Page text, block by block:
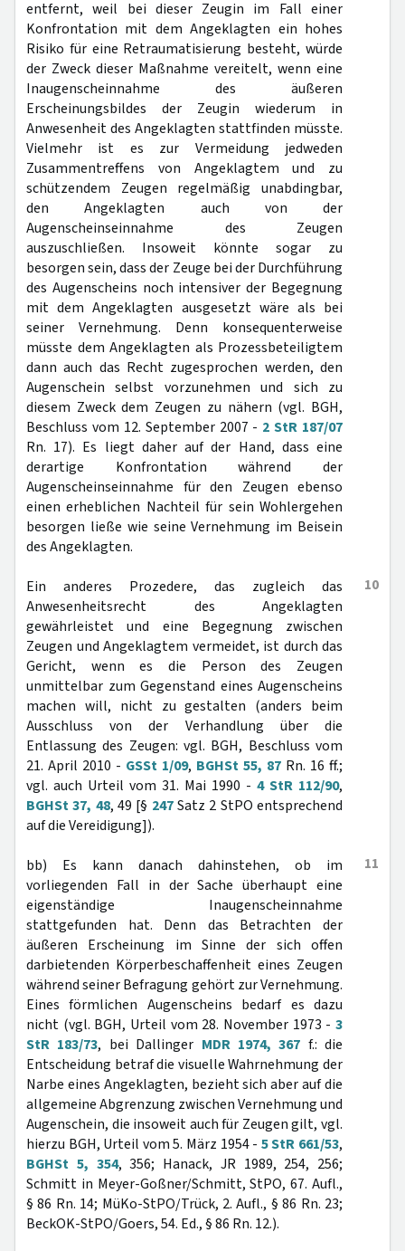
entfernt, weil bei dieser Zeugin im Fall einer
Konfrontation mit dem Angeklagten ein hohes
Risiko für eine Retraumatisierung besteht, würde
der Zweck dieser Maßnahme vereitelt, wenn eine
Inaugenscheinnahme des äußeren
Erscheinungsbildes der Zeugin wiederum in
Anwesenheit des Angeklagten stattfinden müsste.
Vielmehr ist es zur Vermeidung jedweden
Zusammentreffens von Angeklagtem und zu
schützendem Zeugen regelmäßig unabdingbar,
den Angeklagten auch von der
Augenscheinseinnahme des Zeugen
auszuschließen. Insoweit könnte sogar zu
besorgen sein, dass der Zeuge bei der Durchführung
des Augenscheins noch intensiver der Begegnung
mit dem Angeklagten ausgesetzt wäre als bei
seiner Vernehmung. Denn konsequenterweise
müsste dem Angeklagten als Prozessbeteiligtem
dann auch das Recht zugesprochen werden, den
Augenschein selbst vorzunehmen und sich zu
diesem Zweck dem Zeugen zu nähern (vgl. BGH,
Beschluss vom 12. September 2007 - 2 StR 187/07
Rn. 17). Es liegt daher auf der Hand, dass eine
derartige Konfrontation während der
Augenscheinseinnahme für den Zeugen ebenso
einen erheblichen Nachteil für sein Wohlergehen
besorgen ließe wie seine Vernehmung im Beisein
des Angeklagten.
10
Ein anderes Prozedere, das zugleich das
Anwesenheitsrecht des Angeklagten
gewährleistet und eine Begegnung zwischen
Zeugen und Angeklagtem vermeidet, ist durch das
Gericht, wenn es die Person des Zeugen
unmittelbar zum Gegenstand eines Augenscheins
machen will, nicht zu gestalten (anders beim
Ausschluss von der Verhandlung über die
Entlassung des Zeugen: vgl. BGH, Beschluss vom
21. April 2010 - GSSt 1/09, BGHSt 55, 87 Rn. 16 ff.;
vgl. auch Urteil vom 31. Mai 1990 - 4 StR 112/90,
BGHSt 37, 48, 49 [§ 247Satz 2 StPO entsprechend
auf die Vereidigung]).
11
bb) Es kann danach dahinstehen, ob im
vorliegenden Fall in der Sache überhaupt eine
eigenständige Inaugenscheinnahme
stattgefunden hat. Denn das Betrachten der
äußeren Erscheinung im Sinne der sich offen
darbietenden Körperbeschaffenheit eines Zeugen
während seiner Befragung gehört zur Vernehmung.
Eines förmlichen Augenscheins bedarf es dazu
nicht (vgl. BGH, Urteil vom 28. November 1973 - 3
StR 183/73, bei Dallinger MDR 1974, 367 f.: die
Entscheidung betraf die visuelle Wahrnehmung der
Narbe eines Angeklagten, bezieht sich aber auf die
allgemeine Abgrenzung zwischen Vernehmung und
Augenschein, die insoweit auch für Zeugen gilt, vgl.
hierzu BGH, Urteil vom 5. März 1954 - 5 StR 661/53,
BGHSt 5, 354, 356; Hanack, JR 1989, 254, 256;
Schmitt in Meyer-Goßner/Schmitt, StPO, 67. Aufl.,
§ 86 Rn. 14; MüKo-StPO/Trück, 2. Aufl., § 86 Rn. 23;
BeckOK-StPO/Goers, 54. Ed., § 86 Rn. 12.).